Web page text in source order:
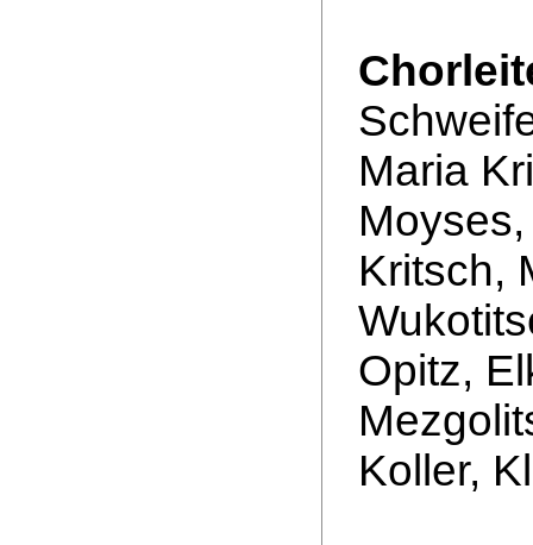
Maria
Kritsch,
Opitz,
Koller,